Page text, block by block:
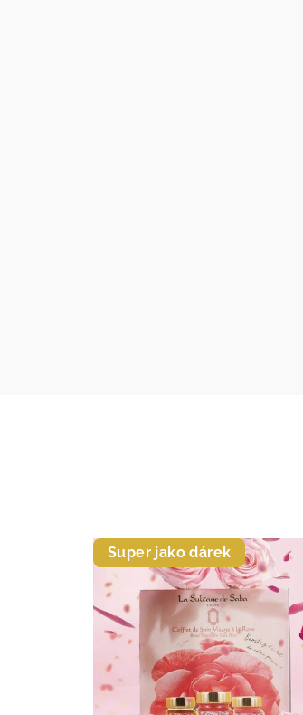
Super jako dárek